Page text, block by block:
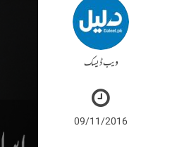
ویب ڈیسک
09/11/2016